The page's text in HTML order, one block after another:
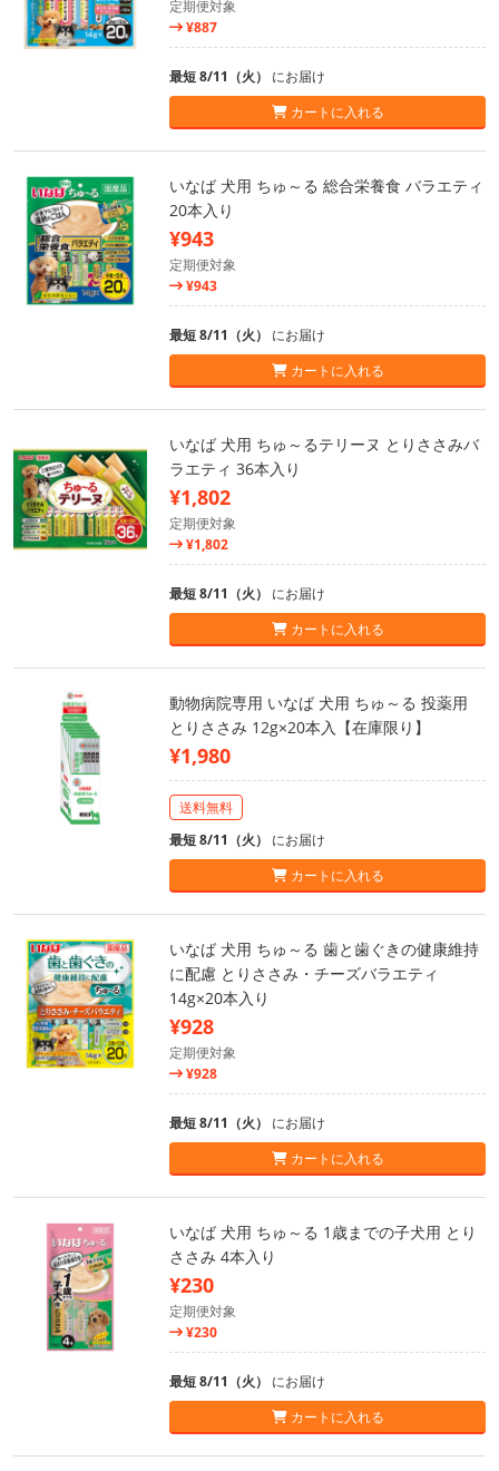
定期便対象
¥887
最短 8/11（火） にお届け
カートに入れる
いなば 犬用 ちゅ～る 総合栄養食 バラエティ
20本入り
¥943
定期便対象
¥943
最短 8/11（火） にお届け
カートに入れる
いなば 犬用 ちゅ～るテリーヌ とりささみバ
ラエティ 36本入り
¥1,802
定期便対象
¥1,802
最短 8/11（火） にお届け
カートに入れる
動物病院専用 いなば 犬用 ちゅ～る 投薬用
とりささみ 12g×20本入【在庫限り】
¥1,980
送料無料
最短 8/11（火） にお届け
カートに入れる
いなば 犬用 ちゅ～る 歯と歯ぐきの健康維持
に配慮 とりささみ・チーズバラエティ
14g×20本入り
¥928
定期便対象
¥928
最短 8/11（火） にお届け
カートに入れる
いなば 犬用 ちゅ～る 1歳までの子犬用 とり
ささみ 4本入り
¥230
定期便対象
¥230
最短 8/11（火） にお届け
カートに入れる